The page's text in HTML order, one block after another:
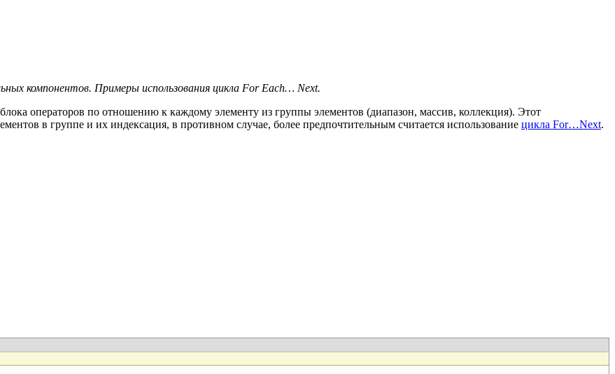
компонентов. Примеры использования цикла For Each… Next.
операторов по отношению к каждому элементу из группы элементов (диапазон, массив, коллекция). Этот
в группе и их индексация, в противном случае, более предпочтительным считается использование цикла For…Next.